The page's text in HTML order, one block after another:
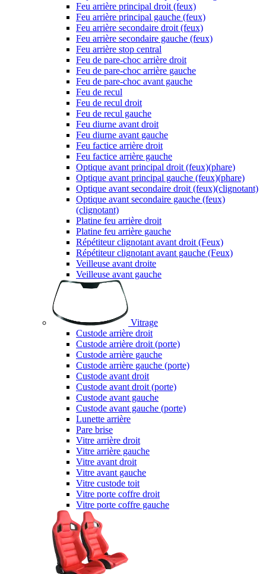
Feu arrière principal droit (feux)
Feu arrière principal gauche (feux)
Feu arrière secondaire droit (feux)
Feu arrière secondaire gauche (feux)
Feu arrière stop central
Feu de pare-choc arrière droit
Feu de pare-choc arrière gauche
Feu de pare-choc avant gauche
Feu de recul
Feu de recul droit
Feu de recul gauche
Feu diurne avant droit
Feu diurne avant gauche
Feu factice arrière droit
Feu factice arrière gauche
Optique avant principal droit (feux)(phare)
Optique avant principal gauche (feux)(phare)
Optique avant secondaire droit (feux)(clignotant)
Optique avant secondaire gauche (feux)
(clignotant)
Platine feu arrière droit
Platine feu arrière gauche
Répétiteur clignotant avant droit (Feux)
Répétiteur clignotant avant gauche (Feux)
Veilleuse avant droite
Veilleuse avant gauche
Vitrage
Custode arrière droit
Custode arrière droit (porte)
Custode arrière gauche
Custode arrière gauche (porte)
Custode avant droit
Custode avant droit (porte)
Custode avant gauche
Custode avant gauche (porte)
Lunette arrière
Pare brise
Vitre arrière droit
Vitre arrière gauche
Vitre avant droit
Vitre avant gauche
Vitre custode toit
Vitre porte coffre droit
Vitre porte coffre gauche